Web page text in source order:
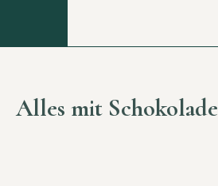
Alles mit Schokolade